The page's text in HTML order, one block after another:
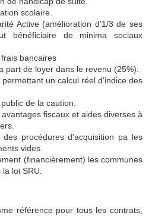
scolaire.
Active (amélioration d'1/3 de ses
bénéficiaire de minima sociaux
bancaires
part de loyer dans le revenu (25%).
un calcul réel d'indice des
de la caution.
fiscaux et aides diverses à
des procédures d'acquisition pa les
vides.
(financièrement) les communes
loi SRU.
référence pour tous les contrats,